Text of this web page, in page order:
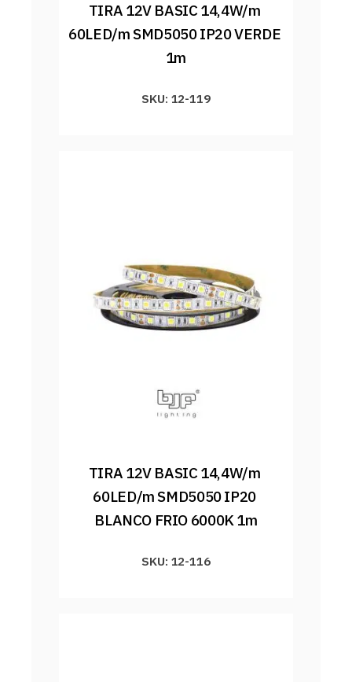
TIRA 12V BASIC 14,4W/m
60LED/m SMD5050 IP20 VERDE
1m
SKU: 12-119
TIRA 12V BASIC 14,4W/m
60LED/m SMD5050 IP20
BLANCO FRIO 6000K 1m
SKU: 12-116